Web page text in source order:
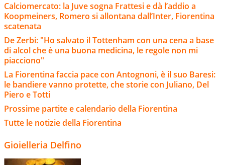
Calciomercato: la Juve sogna Frattesi e dà l’addio a
Koopmeiners, Romero si allontana dall’Inter, Fiorentina
scatenata
De Zerbi: "Ho salvato il Tottenham con una cena a base
di alcol che è una buona medicina, le regole non mi
piacciono"
La Fiorentina faccia pace con Antognoni, è il suo Baresi:
le bandiere vanno protette, che storie con Juliano, Del
Piero e Totti
Prossime partite e calendario della Fiorentina
Tutte le notizie della Fiorentina
Gioielleria Delfino